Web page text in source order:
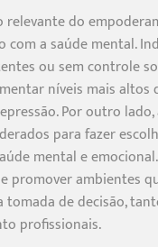
do
com a saúde mental.
ou sem controle
níveis mais altos
Por outro
para fazer
mental e
promover ambientes
tomada de decisão,
profissionais.